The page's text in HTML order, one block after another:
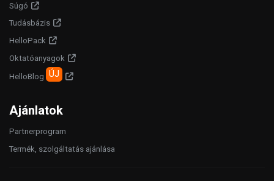
Súgó
Tudásbázis
HelloPack
Oktatóanyagok
HelloBlog ÚJ
Ajánlatok
Partnerprogram
Termék, szolgáltatás ajánlása